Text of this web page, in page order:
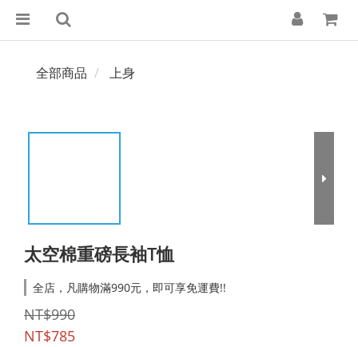
全部商品 上身
太空棉重磅長袖T恤
全店，凡購物滿990元，即可享免運費!!
NT$990
NT$785